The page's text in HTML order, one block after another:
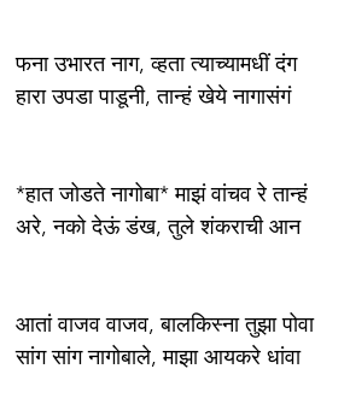
फना उभारत नाग, व्हता त्याच्यामधीं दंग
हारा उपडा पाडूनी, तान्हं खेये नागासंगं
*हात जोडते नागोबा* माझं वांचव रे तान्हं
अरे, नको देऊं डंख, तुले शंकराची आन
आतां वाजव वाजव, बालकिस्ना तुझा पोवा
सांग सांग नागोबाले, माझा आयकरे धांवा